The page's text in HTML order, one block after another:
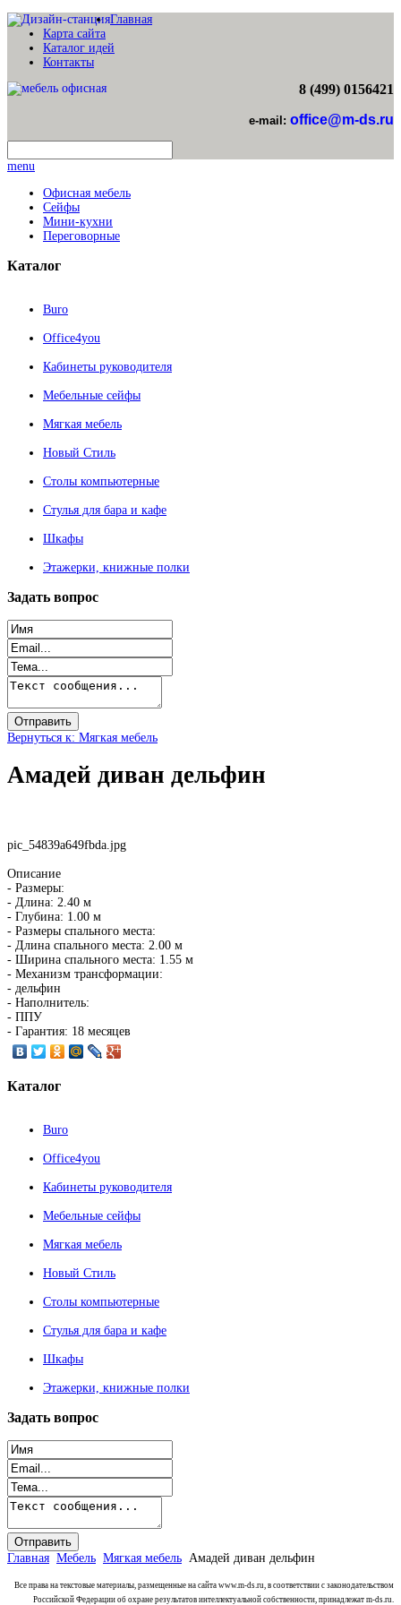
Главная
Карта сайта
Каталог идей
Контакты
8 (499) 0156421
e-mail: office@m-ds.ru
menu
Офисная мебель
Сейфы
Мини-кухни
Переговорные
Каталог
Buro
Office4you
Кабинеты руководителя
Мебельные сейфы
Мягкая мебель
Новый Стиль
Столы компьютерные
Стулья для бара и кафе
Шкафы
Этажерки, книжные полки
Задать вопрос
Вернуться к: Мягкая мебель
Амадей диван дельфин
pic_54839a649fbda.jpg
Описание
- Размеры:
- Длина: 2.40 м
- Глубина: 1.00 м
- Размеры спального места:
- Длина спального места: 2.00 м
- Ширина спального места: 1.55 м
- Механизм трансформации:
- дельфин
- Наполнитель:
- ППУ
- Гарантия: 18 месяцев
Каталог
Buro
Office4you
Кабинеты руководителя
Мебельные сейфы
Мягкая мебель
Новый Стиль
Столы компьютерные
Стулья для бара и кафе
Шкафы
Этажерки, книжные полки
Задать вопрос
Главная Мебель Мягкая мебель Амадей диван дельфин
Все права на текстовые материалы, размещенные на сайта www.m-ds.ru, в соответствии с законодательством
Российской Федерации об охране результатов интеллектуальной собственности, принадлежат m-ds.ru.